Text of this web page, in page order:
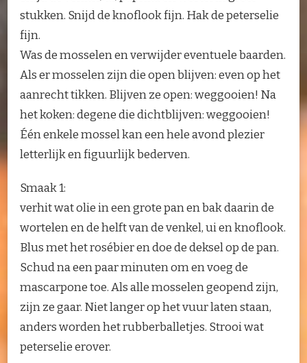
stukken. Snijd de knoflook fijn. Hak de peterselie
fijn.
Was de mosselen en verwijder eventuele baarden.
Als er mosselen zijn die open blijven: even op het
aanrecht tikken. Blijven ze open: weggooien! Na
het koken: degene die dichtblijven: weggooien!
Één enkele mossel kan een hele avond plezier
letterlijk en figuurlijk bederven.
Smaak 1:
verhit wat olie in een grote pan en bak daarin de
wortelen en de helft van de venkel, ui en knoflook.
Blus met het rosébier en doe de deksel op de pan.
Schud na een paar minuten om en voeg de
mascarpone toe. Als alle mosselen geopend zijn,
zijn ze gaar. Niet langer op het vuur laten staan,
anders worden het rubberballetjes. Strooi wat
peterselie erover.